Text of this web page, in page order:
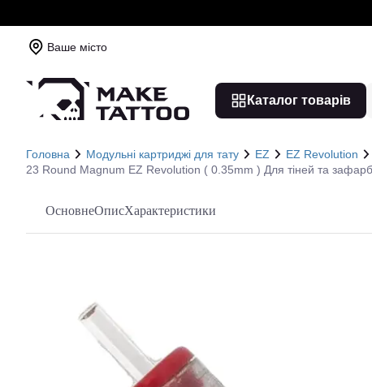
Ваше місто
Каталог товарів
Головна Модульні картриджі для тату EZ EZ Revolution
23 Round Magnum EZ Revolution ( 0.35mm ) Для тіней та
ОсновнеОписХарактеристики